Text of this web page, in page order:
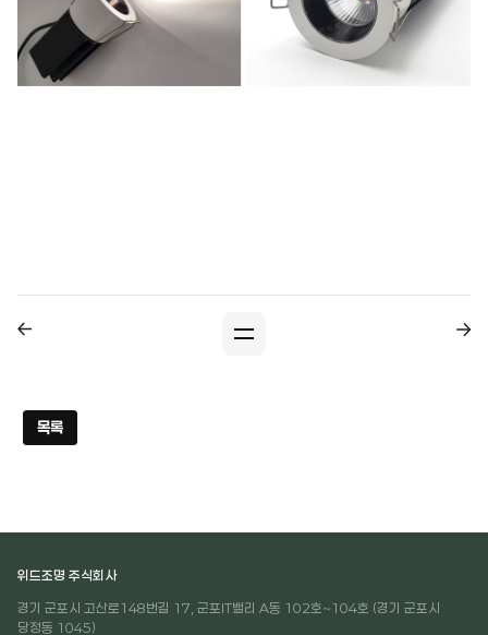
목록
위드조명 주식회사
경기 군포시 고산로148번길 17, 군포IT밸리 A동 102호~104호 (경기 군포시
당정동 1045)